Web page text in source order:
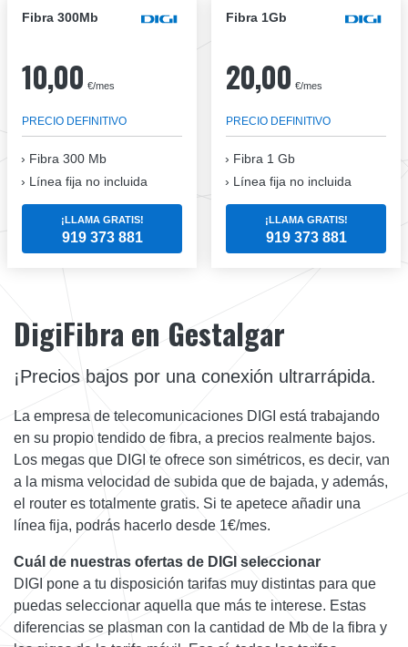
Fibra 300Mb
10,00 €/mes
PRECIO DEFINITIVO
Fibra 300 Mb
Línea fija no incluida
¡LLAMA GRATIS!
919 373 881
Fibra 1Gb
20,00 €/mes
PRECIO DEFINITIVO
Fibra 1 Gb
Línea fija no incluida
¡LLAMA GRATIS!
919 373 881
DigiFibra en Gestalgar
¡Precios bajos por una conexión ultrarrápida.
La empresa de telecomunicaciones DIGI está trabajando
en su propio tendido de fibra, a precios realmente bajos.
Los megas que DIGI te ofrece son simétricos, es decir, van
a la misma velocidad de subida que de bajada, y además,
el router es totalmente gratis. Si te apetece añadir una
línea fija, podrás hacerlo desde 1€/mes.
Cuál de nuestras ofertas de DIGI seleccionar
DIGI pone a tu disposición tarifas muy distintas para que
puedas seleccionar aquella que más te interese. Estas
diferencias se plasman con la cantidad de Mb de la fibra y